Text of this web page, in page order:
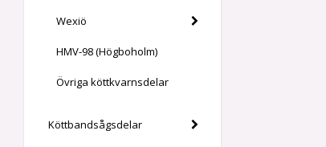
Wexiö
HMV-98 (Högboholm)
Övriga köttkvarnsdelar
Köttbandsågsdelar